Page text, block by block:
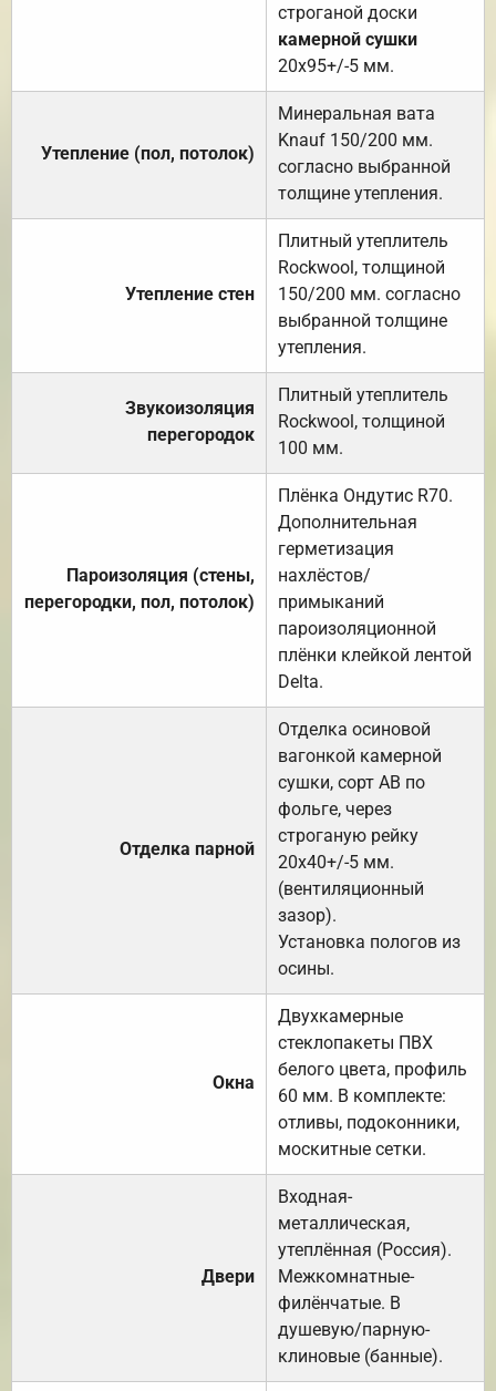
строганой доски
камерной сушки
20х95+/-5 мм.
Утепление (пол, потолок)
Минеральная вата
Knauf 150/200 мм.
согласно выбранной
толщине утепления.
Утепление стен
Плитный утеплитель
Rockwool, толщиной
150/200 мм. согласно
выбранной толщине
утепления.
Звукоизоляция
перегородок
Плитный утеплитель
Rockwool, толщиной
100 мм.
Пароизоляция (стены,
перегородки, пол, потолок)
Плёнка Ондутис R70.
Дополнительная
герметизация
нахлёстов/
примыканий
пароизоляционной
плёнки клейкой лентой
Delta.
Отделка парной
Отделка осиновой
вагонкой камерной
сушки, сорт АВ по
фольге, через
строганую рейку
20х40+/-5 мм.
(вентиляционный
зазор).
Установка пологов из
осины.
Окна
Двухкамерные
стеклопакеты ПВХ
белого цвета, профиль
60 мм. В комплекте:
отливы, подоконники,
москитные сетки.
Двери
Входная-
металлическая,
утеплённая (Россия).
Межкомнатные-
филёнчатые. В
душевую/парную-
клиновые (банные).